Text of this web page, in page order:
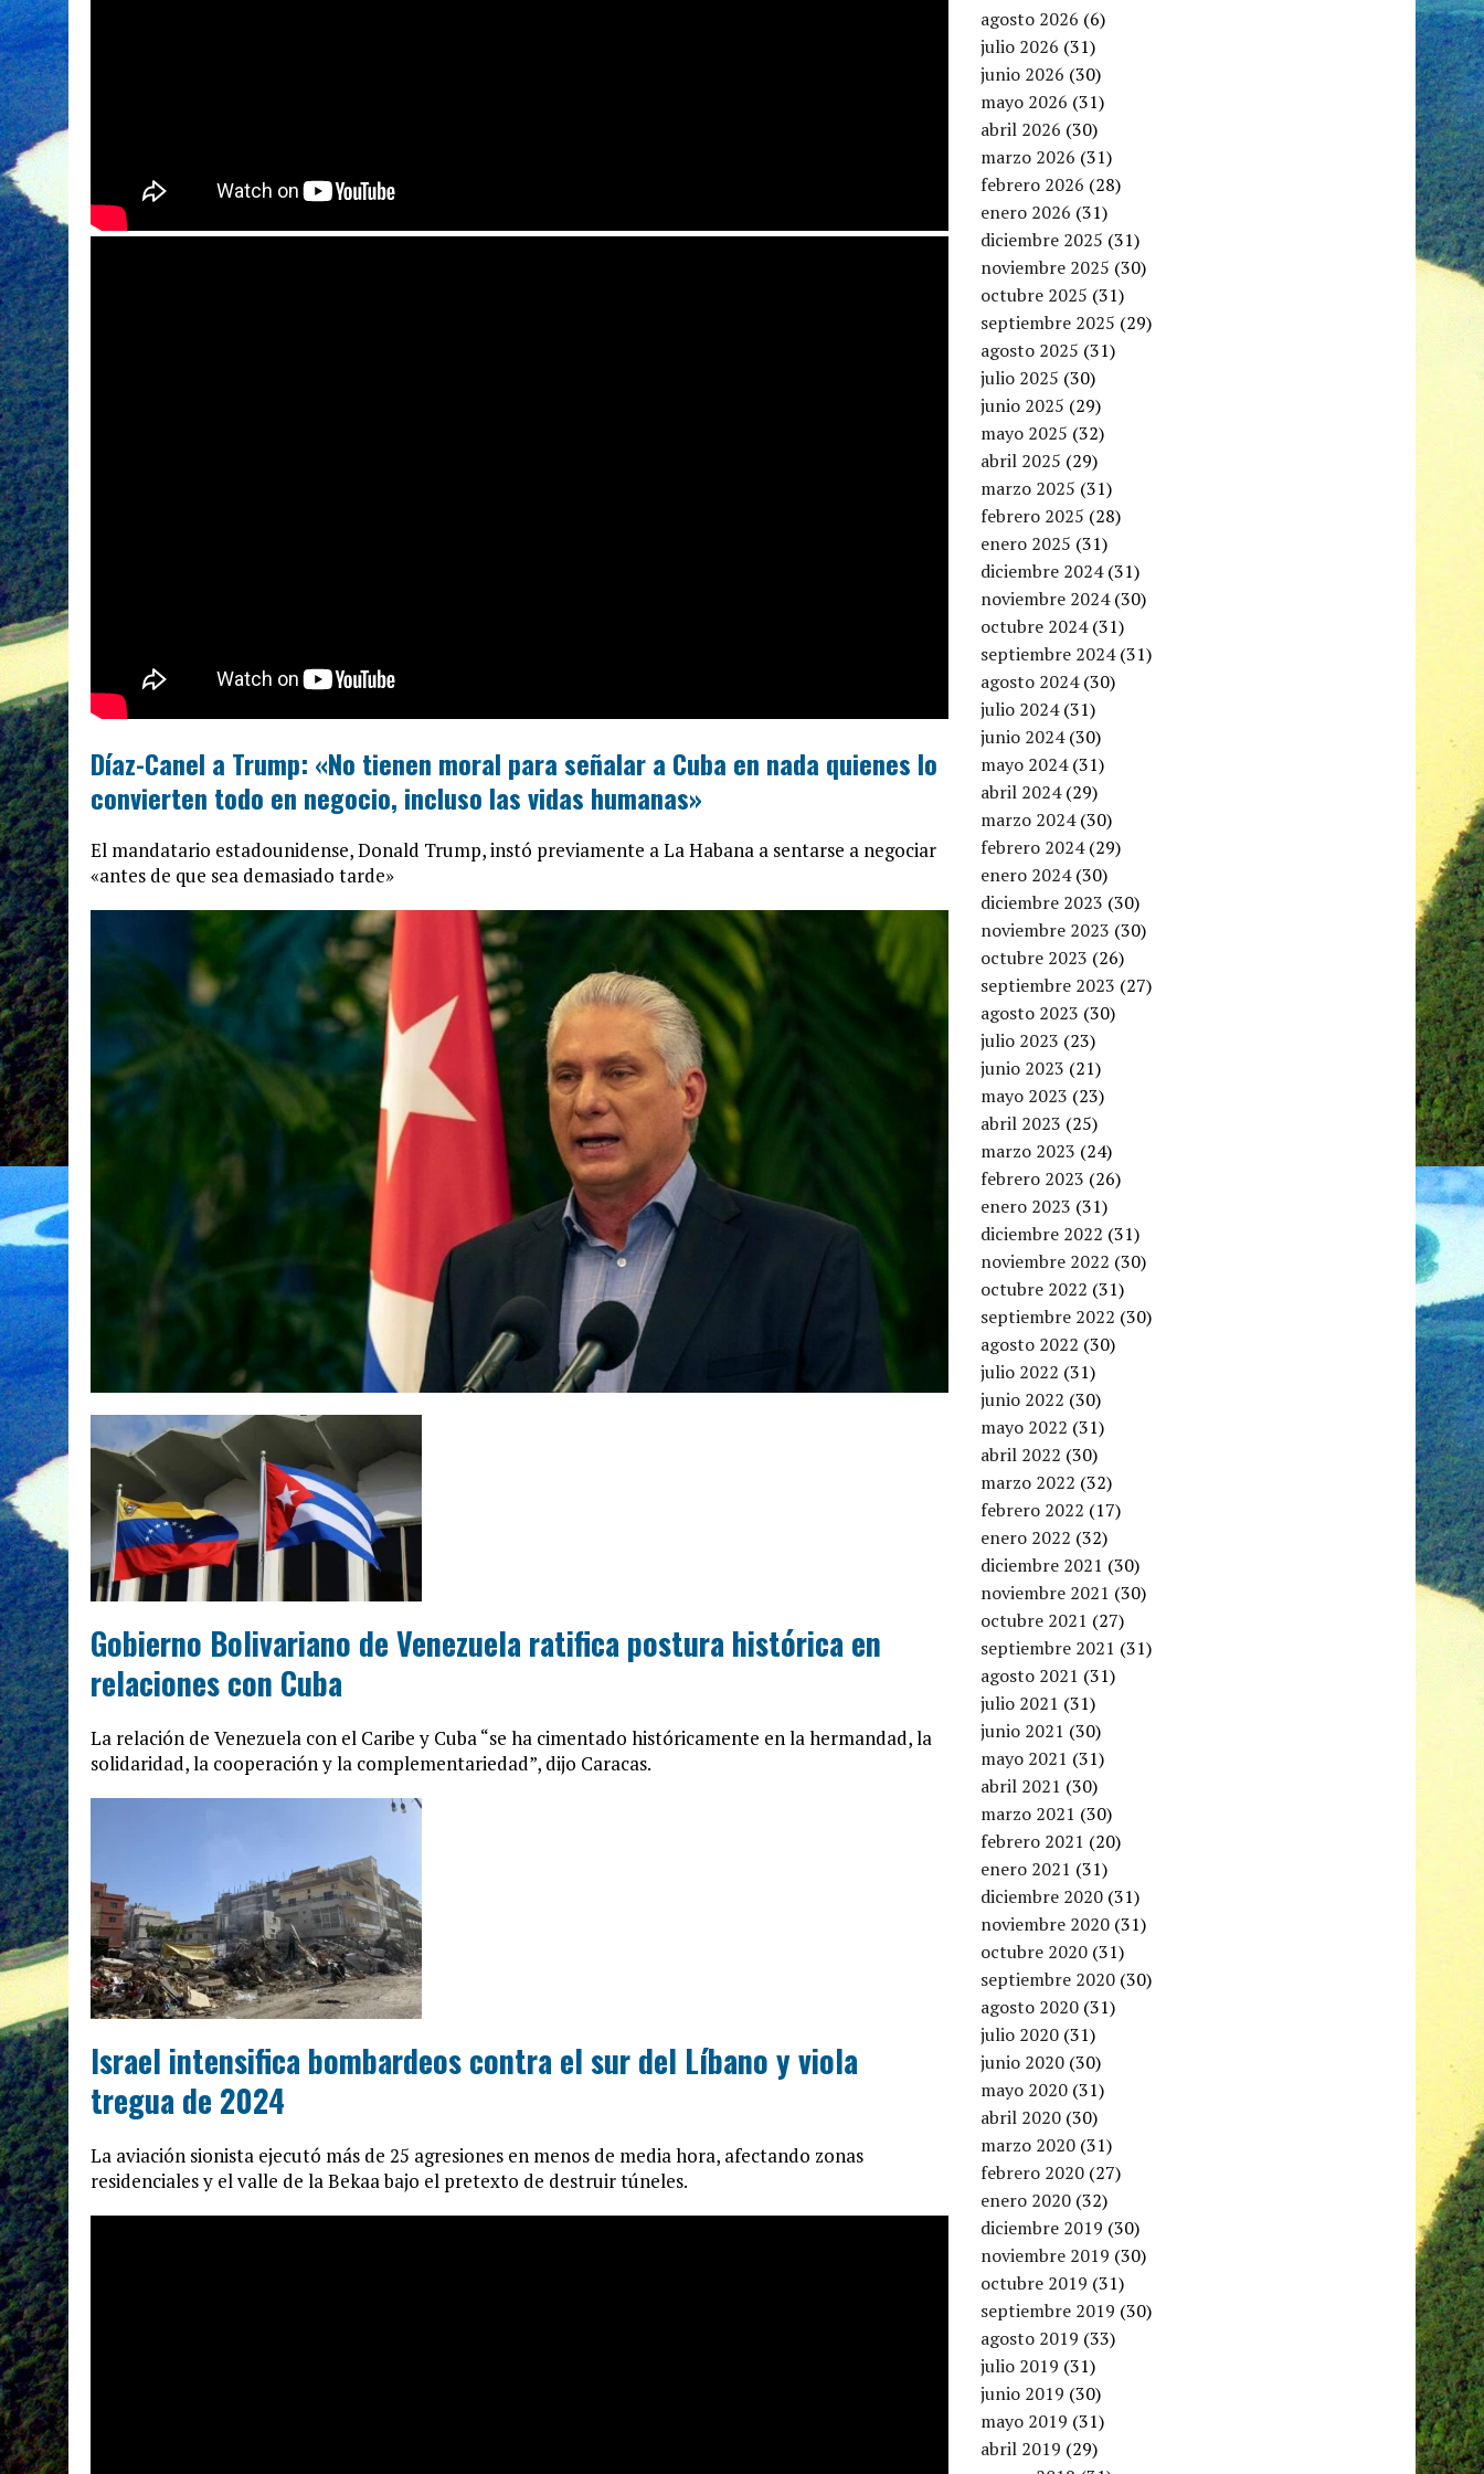
Díaz-Canel a Trump: «No tienen moral para señalar a Cuba en nada quienes lo
convierten todo en negocio, incluso las vidas humanas»
El mandatario estadounidense, Donald Trump, instó previamente a La Habana a sentarse a negociar
«antes de que sea demasiado tarde»
Gobierno Bolivariano de Venezuela ratifica postura histórica en
relaciones con Cuba
La relación de Venezuela con el Caribe y Cuba “se ha cimentado históricamente en la hermandad, la
solidaridad, la cooperación y la complementariedad”, dijo Caracas.
Israel intensifica bombardeos contra el sur del Líbano y viola
tregua de 2024
La aviación sionista ejecutó más de 25 agresiones en menos de media hora, afectando zonas
residenciales y el valle de la Bekaa bajo el pretexto de destruir túneles.
agosto 2026 (6)
julio 2026 (31)
junio 2026 (30)
mayo 2026 (31)
abril 2026 (30)
marzo 2026 (31)
febrero 2026 (28)
enero 2026 (31)
diciembre 2025 (31)
noviembre 2025 (30)
octubre 2025 (31)
septiembre 2025 (29)
agosto 2025 (31)
julio 2025 (30)
junio 2025 (29)
mayo 2025 (32)
abril 2025 (29)
marzo 2025 (31)
febrero 2025 (28)
enero 2025 (31)
diciembre 2024(31)
noviembre 2024(30)
octubre 2024(31)
septiembre 2024(31)
agosto 2024(30)
julio 2024(31)
junio 2024(30)
mayo 2024(31)
abril 2024(29)
marzo 2024(30)
febrero 2024(29)
enero 2024(30)
diciembre 2023 (30)
noviembre 2023 (30)
octubre 2023 (26)
septiembre 2023 (27)
agosto 2023 (30)
julio 2023 (23)
junio 2023 (21)
mayo 2023 (23)
abril 2023 (25)
marzo 2023 (24)
febrero 2023 (26)
enero 2023 (31)
diciembre 2022 (31)
noviembre 2022 (30)
octubre 2022 (31)
septiembre 2022 (30)
agosto 2022 (30)
julio 2022 (31)
junio 2022 (30)
mayo 2022 (31)
abril 2022 (30)
marzo 2022 (32)
febrero 2022 (17)
enero 2022 (32)
diciembre 2021 (30)
noviembre 2021 (30)
octubre 2021 (27)
septiembre 2021 (31)
agosto 2021 (31)
julio 2021 (31)
junio 2021 (30)
mayo 2021 (31)
abril 2021 (30)
marzo 2021 (30)
febrero 2021 (20)
enero 2021 (31)
diciembre 2020 (31)
noviembre 2020 (31)
octubre 2020 (31)
septiembre 2020 (30)
agosto 2020 (31)
julio 2020 (31)
junio 2020 (30)
mayo 2020 (31)
abril 2020 (30)
marzo 2020 (31)
febrero 2020 (27)
enero 2020 (32)
diciembre 2019 (30)
noviembre 2019 (30)
octubre 2019 (31)
septiembre 2019 (30)
agosto 2019 (33)
julio 2019 (31)
junio 2019 (30)
mayo 2019 (31)
abril 2019 (29)